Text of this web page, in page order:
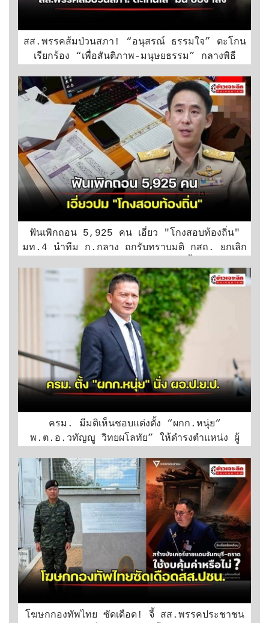
สส.พรรคส้มป่วนสภา! “อนุสรณ์ ธรรมใจ” ตะโกน
เรียกร้อง “เพื่อสันติภาพ-มนุษยธรรม” กลางพิธี
ฟันเพิกถอน 5,925 คน เอี่ยว "โกงสอบท้องถิ่น"
มท.4 นำทีม ก.กลาง ถกรับทราบมติ กสถ. ยกเลิก
ครม. มีมติเห็นชอบแต่งตั้ง “ผกก.หนุ่ย“
พ.ต.อ.วทัญญู วิทยผโลทัย” ให้ดำรงตำแหน่ง ผู้
โฆษกกองทัพไทย ซัดเดือด! จี้ สส.พรรคประชาชน